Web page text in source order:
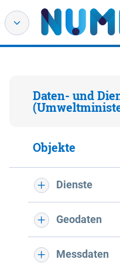
Daten- und
Objekte
Dienste
Geodaten
Messdaten